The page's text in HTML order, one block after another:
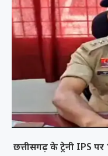
छत्तीसगढ़ के ट्रेनी IPS